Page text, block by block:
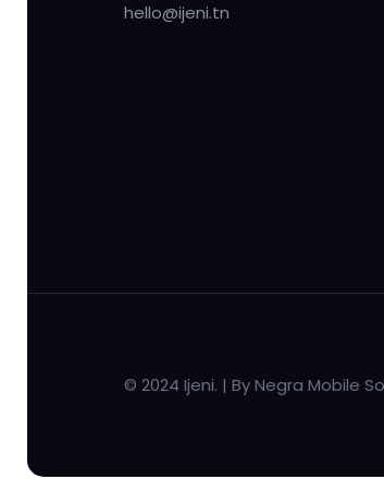
hello@ijeni.tn
© 2024 Ijeni. | By Negra Mobile